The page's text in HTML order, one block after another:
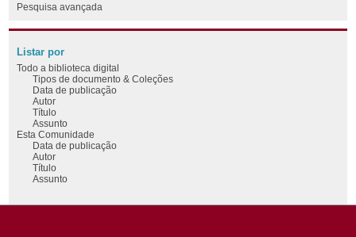
Pesquisa avançada
Listar por
Todo a biblioteca digital
Tipos de documento & Coleções
Data de publicação
Autor
Título
Assunto
Esta Comunidade
Data de publicação
Autor
Título
Assunto